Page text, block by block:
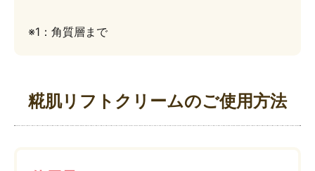
※1：角質層まで
糀肌リフトクリームのご使用方法